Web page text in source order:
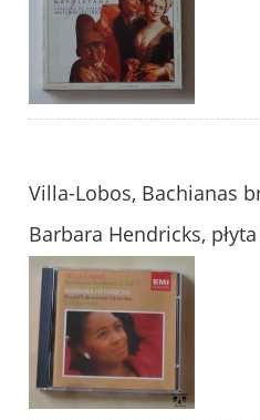
Villa-Lobos, Bachianas
Barbara Hendricks, płyta